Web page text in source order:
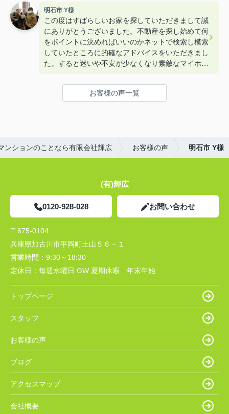
明石市 Y様
この度はすばらしいお家を探していただきまして誠
にありがとうございました。不動産を探し始めて何
をポイントに決めればいいのかネットで検索し模索
していたところに的確なアドバイスをいただきまし
た。すると迷いや不安が少なくなり素敵なマイホー
ございました。
お客様の声一覧
ンションのことなら有限会社輝広 お客様の声 明石市 Y様
(有)輝広
0120-928-028 お問い合わせ
〒675-0104
兵庫県加古川市平岡町土山５６－１
営業時間： 9:30～18:30
定休日： 毎週水曜日 GW 夏期休暇 年末年始
トップページ
スタッフ
お客様の声
ブログ
アクセスマップ
会社概要